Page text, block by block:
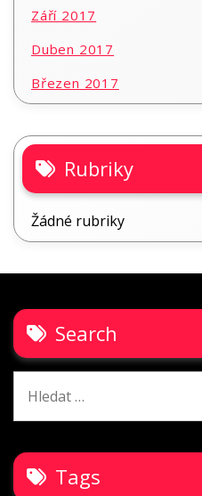
Září 2017
Duben 2017
Březen 2017
Rubriky
Žádné rubriky
Search
Tags